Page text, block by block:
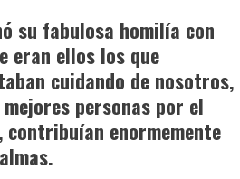
su fabulosa homilía con
eran ellos los que
cuidando de nosotros,
personas por el
contribuían enormemente